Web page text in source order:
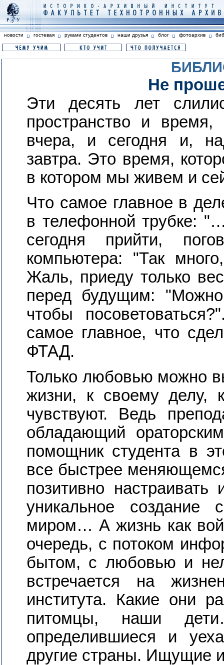
новости гостевая руками студентов наши друзья блог фотоархив
Не
Эти десять лет
пространство и
вчера, и сегодня и,
завтра. Это время,
в котором мы живем и
Что самое главное в
в телефонной трубке:
сегодня прийти,
компьютера: "Так
Жаль, приеду только
перед будущим:
чтобы
самое главное, что
ФТАД.
Только любовью можно
жизни, к своему делу,
чувствуют. Ведь
обладающий
помощник студента в
все быстрее
позитивно
уникальное
миром… А жизнь как
очередь, с потоком
бытом, с любовью и
встречается на
института. Какие они
питомцы, наши
определившиеся и
другие страны. Ищущие